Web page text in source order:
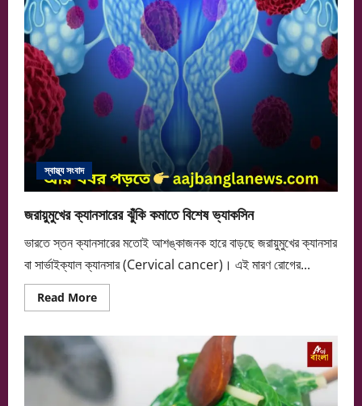
স্বাস্থ্য সংবাদ
জরায়ুমুখের ক্যানসারের ঝুঁকি কমাতে বিশেষ ভ্যাকসিন
ভারতে স্তন ক্যানসারের মতোই আশঙ্কাজনক হারে বাড়ছে জরায়ুমুখের ক্যানসার
বা সার্ভাইক্যাল ক্যানসার (Cervical cancer)। এই মারণ রোগের...
Read MoreRead
more
ক্যানসারের
ঝুঁকি
কমাতে
বিশেষ